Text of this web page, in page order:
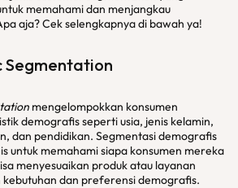
memahami dan menjangkau
aja? Cek selengkapnya di bawah ya!
Segmentation
mengelompokkan konsumen
demografis seperti usia, jenis kelamin,
dan pendidikan. Segmentasi demografis
untuk memahami siapa konsumen mereka
menyesuaikan produk atau layanan
kebutuhan dan preferensi demografis.